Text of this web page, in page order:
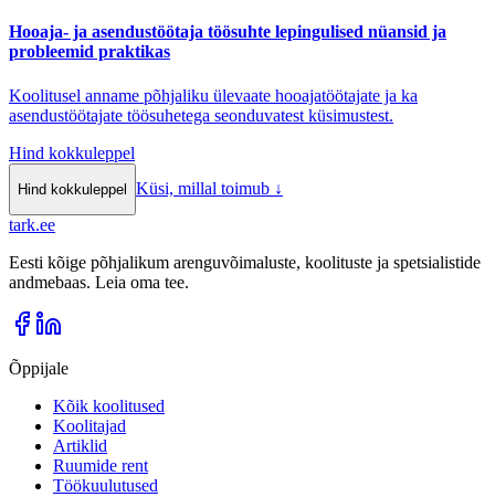
Hooaja- ja asendustöötaja töösuhte lepingulised nüansid ja
probleemid praktikas
Koolitusel anname põhjaliku ülevaate hooajatöötajate ja ka
asendustöötajate töösuhetega seonduvatest küsimustest.
Hind kokkuleppel
Hind kokkuleppel Küsi, millal toimub ↓
tark.ee
Eesti kõige põhjalikum arenguvõimaluste, koolituste ja spetsialistide
andmebaas. Leia oma tee.
Õppijale
Kõik koolitused
Koolitajad
Artiklid
Ruumide rent
Töökuulutused